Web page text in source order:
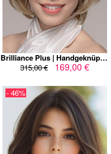
Brilliance Plus | Handgeknüpfte Remy Echthaar-Perücke mit Spitzenfront
315,00 € 169,00 €
- 46%